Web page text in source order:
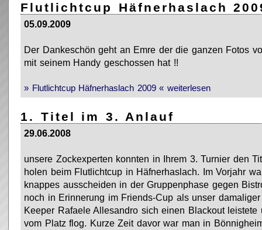
Flutlichtcup Häfnerhaslach
05.09.2009
Der Dankeschön geht an Emre der die ganzen Fotos
mit seinem Handy geschossen hat !!
» Flutlichtcup Häfnerhaslach 2009 « weiterlesen
1. Titel im 3. Anlauf
29.06.2008
unsere Zockexperten konnten in Ihrem 3. Turnier den
holen beim Flutlichtcup in Häfnerhaslach. Im Vorjahr
knappes ausscheiden in der Gruppenphase gegen
noch in Erinnerung im Friends-Cup als unser damaliger
Keeper Rafaele Allesandro sich einen Blackout leistete
vom Platz flog. Kurze Zeit davor war man in